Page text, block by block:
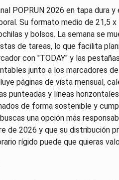
POPRUN 2026 en tapa dura
Su formato medio de 21,5
y bolsos. La semana se
de tareas, lo que facilita
con "TODAY" y las
junto a los marcadores
páginas de vista mensual,
punteadas y líneas
de forma sostenible y
una opción más
de 2026 y que su distribución
rígido puede que quieras